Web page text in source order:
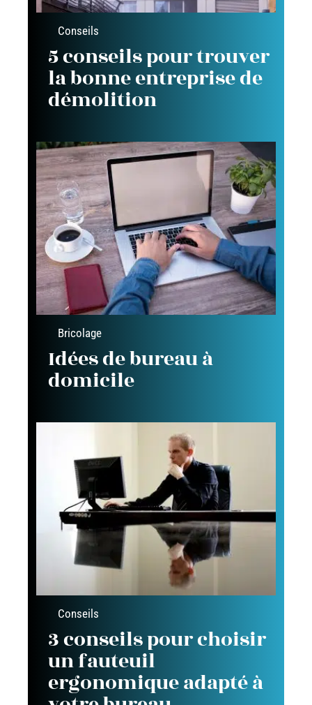
Conseils
5 conseils pour trouver
la bonne entreprise de
démolition
Bricolage
Idées de bureau à
domicile
Conseils
3 conseils pour choisir
un fauteuil
ergonomique adapté à